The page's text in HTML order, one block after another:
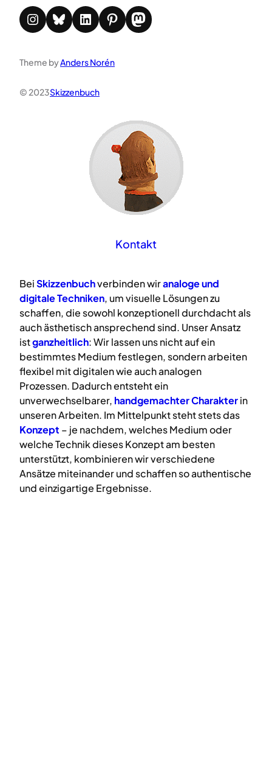
Instagram Bluesky LinkedIn Pinterest Mastodon
Theme byAnders Norén
© 2023Skizzenbuch
Kontakt
BeiSkizzenbuchverbinden wiranalogeund
digitaleTechniken, um visuelle Lösungen zu
schaffen, die sowohl konzeptionell durchdacht als
auch ästhetisch ansprechend sind. Unser Ansatz
istganzheitlich: Wir lassen uns nicht auf ein
bestimmtes Medium festlegen, sondern arbeiten
flexibel mit digitalen wie auch analogen
Prozessen. Dadurch entsteht ein
unverwechselbarer, handgemachter Charakterin
unseren Arbeiten. Im Mittelpunkt steht stets das
Konzept – je nachdem, welches Medium oder
welche Technik dieses Konzept am besten
unterstützt, kombinieren wir verschiedene
Ansätze miteinander und schaffen so authentische
und einzigartige Ergebnisse.